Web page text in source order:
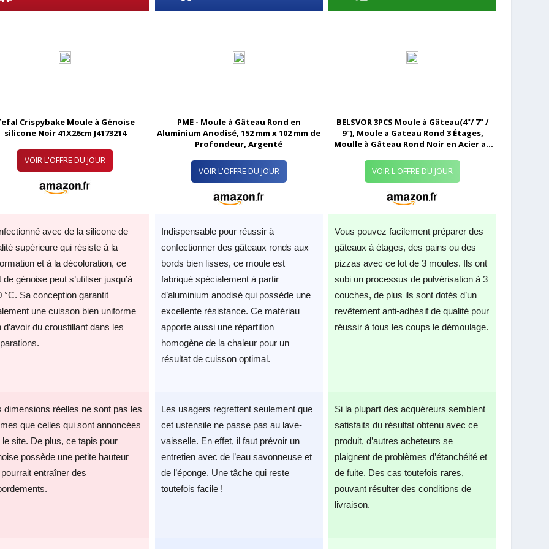
Crispybake Moule à Génoise
silicone Noir 41X26cm J4173214
VOIR L'OFFRE DU JOUR
avec de la silicone de
supérieure qui résiste à la
et à la décoloration, ce
de génoise peut s’utiliser jusqu’à
°C. Sa conception garantit
une cuisson bien uniforme
d’avoir du croustillant dans les
dimensions réelles ne sont pas les
que celles qui sont annoncées
le site. De plus, ce tapis pour
possède une petite hauteur
entraîner des
PME - Moule à Gâteau Rond en
Aluminium Anodisé, 152 mm x 102 mm de
Profondeur, Argenté
VOIR L'OFFRE DU JOUR
Indispensable pour réussir à
confectionner des gâteaux ronds aux
bords bien lisses, ce moule est
fabriqué spécialement à partir
d’aluminium anodisé qui possède une
excellente résistance. Ce matériau
apporte aussi une répartition
homogène de la chaleur pour un
résultat de cuisson optimal.
Les usagers regrettent seulement que
cet ustensile ne passe pas au lave-
vaisselle. En effet, il faut prévoir un
entretien avec de l’eau savonneuse et
de l’éponge. Une tâche qui reste
toutefois facile !
BELSVOR 3PCS Moule à Gâteau(4"/ 7" /
9"), Moule a Gateau Rond 3 Étages,
Moulle à Gâteau Rond Noir en Acier au
pour Faire Gâteaux/Pizzas/Pain
(11CM+18CM+22CM)
VOIR L'OFFRE DU JOUR
Vous pouvez facilement préparer des
gâteaux à étages, des pains ou des
pizzas avec ce lot de 3 moules. Ils ont
subi un processus de pulvérisation à 3
couches, de plus ils sont dotés d’un
revêtement anti-adhésif de qualité pour
réussir à tous les coups le démoulage.
Si la plupart des acquéreurs semblent
satisfaits du résultat obtenu avec ce
produit, d’autres acheteurs se
plaignent de problèmes d’étanchéité et
de fuite. Des cas toutefois rares,
pouvant résulter des conditions de
livraison.